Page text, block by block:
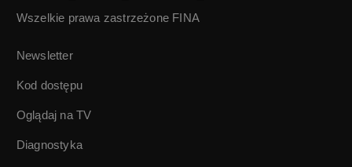
Molesta
Ministerstwo
Dźwięku
Komety | FINA na
Wszelkie prawa zastrzeżone FINA
Newsletter
Kod dostępu
Oglądaj na TV
Diagnostyka